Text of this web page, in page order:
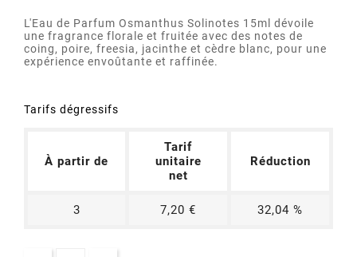
L'Eau de Parfum Osmanthus Solinotes 15ml dévoile
une fragrance florale et fruitée avec des notes de
coing, poire, freesia, jacinthe et cèdre blanc, pour une
expérience envoûtante et raffinée.
Tarifs dégressifs
À partir de
Tarif
unitaire
net
Réduction
3 7,20 € 32,04 %